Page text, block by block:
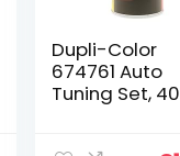
Dupli-Color
674761 Auto
Tuning Set,